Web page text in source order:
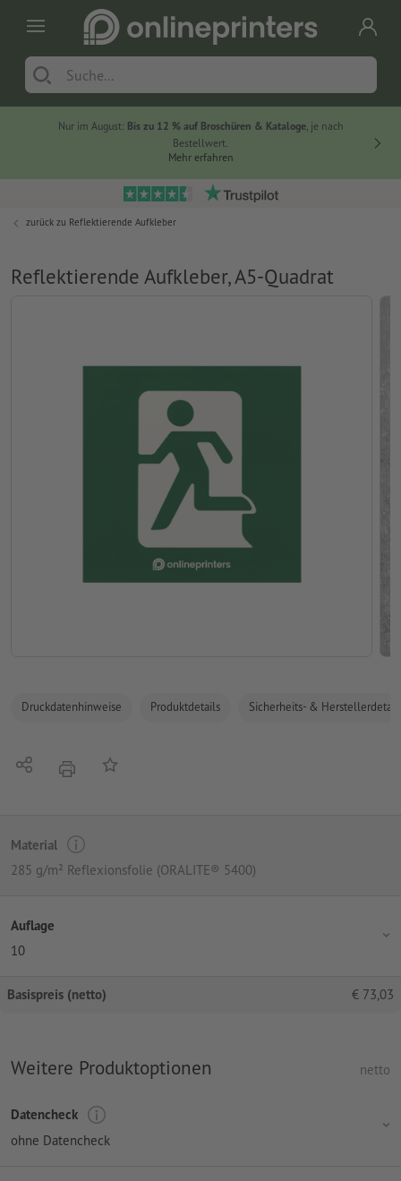
Nur im August: Bis zu 12 % auf Broschüren & Kataloge, je nach
Bestellwert.
Mehr erfahren
zurück zu Reflektierende Aufkleber
Reflektierende Aufkleber, A5-Quadrat
Druckdatenhinweise Produktdetails Sicherheits- &
Teilen DruckenAuf die Merkliste
Material
285 g/m² Reflexionsfolie (ORALITE® 5400)
Auflage
10
Basispreis (netto) € 73,03
Weitere Produktoptionen netto
Datencheck
ohne Datencheck